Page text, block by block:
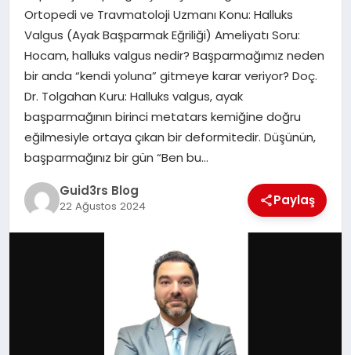
MAGAZIN
EĞITIM
Ortopedi ve Travmatoloji Uzmanı Konu: Halluks
Valgus (Ayak Başparmak Eğriliği) Ameliyatı Soru:
Hocam, halluks valgus nedir? Başparmağımız neden
bir anda “kendi yoluna” gitmeye karar veriyor? Doç.
Dr. Tolgahan Kuru: Halluks valgus, ayak
başparmağının birinci metatars kemiğine doğru
eğilmesiyle ortaya çıkan bir deformitedir. Düşünün,
başparmağınız bir gün “Ben bu…
Guid3rs Blog
22 Ağustos 2024 Paylaş